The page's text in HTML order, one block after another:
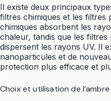
Il existe deux principaux
filtres chimiques et les filtres
chimiques absorbent les
chaleur, tandis que les
dispersent les rayons UV. Il
nanoparticules et de
protection plus efficace et
Choix et utilisation de